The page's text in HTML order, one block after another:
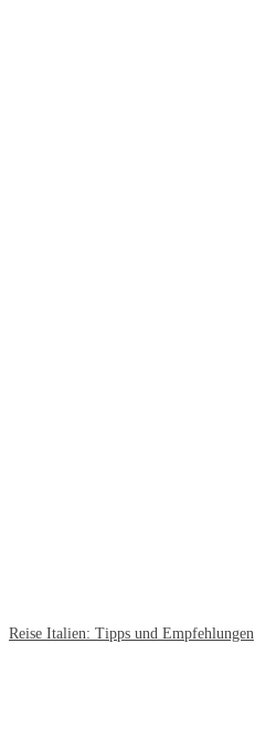
Reise Italien: Tipps und Empfehlungen